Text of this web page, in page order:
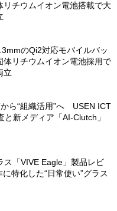
チウムイオン電池搭載で大
のQi2対応モバイルバッ
リチウムイオン電池採用で
立
から“組織活用”へ USEN ICT
新メディア「AI-Clutch」
ス「VIVE Eagle」製品レビ
特化した“日常使い”グラス